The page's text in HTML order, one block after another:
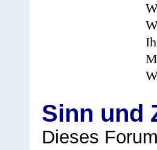
Sinn und
Dieses